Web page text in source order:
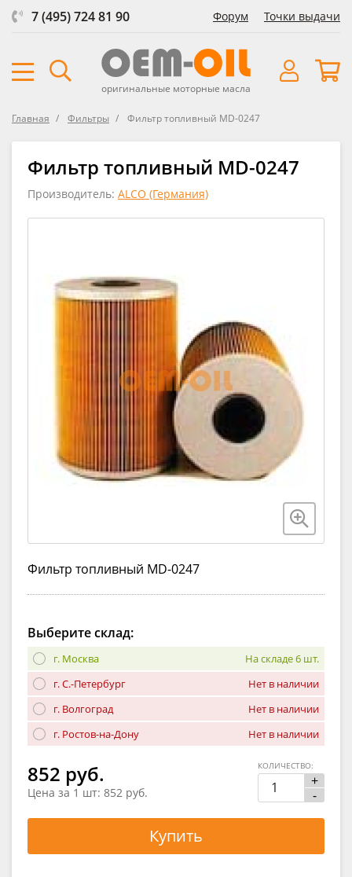
7 (495) 724 81 90 Форум Точки выдачи
оригинальные моторные масла
Главная Фильтры Фильтр топливный MD-0247
Фильтр топливный MD-0247
Производитель: ALCO (Германия)
Фильтр топливный MD-0247
Выберите склад:
г. Москва
На складе 6 шт.
г. С.-Петербург
Нет в наличии
г. Волгоград
Нет в наличии
г. Ростов-на-Дону
Нет в наличии
852 руб.
Цена за 1 шт: 852 руб.
+
-
КОЛИЧЕСТВО:
Купить